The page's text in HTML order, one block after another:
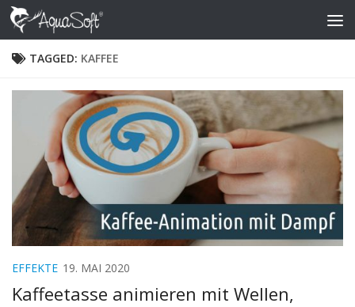
Skip to content
TAGGED: KAFFEE
EFFEKTE 19. MAI 2020
Kaffeetasse animieren mit Wellen,